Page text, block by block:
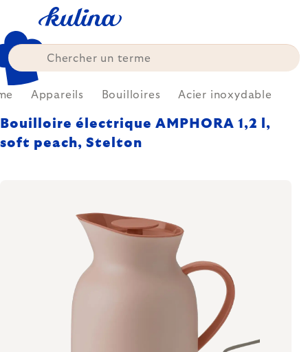
content
Appareils Bouilloires Acier inoxydable
Bouilloire électrique AMPHORA 1,2 l,
soft peach, Stelton